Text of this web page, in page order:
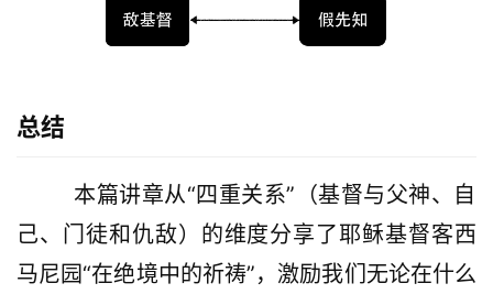
总结
己、门徒和仇敌）的维度分享了耶稣基督客西
马尼园“在绝境中的祈祷”，激励我们无论在什么